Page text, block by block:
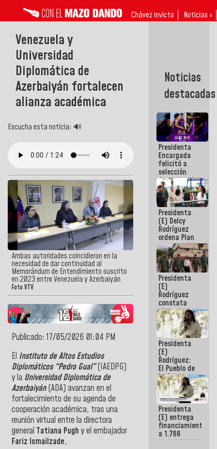
Chávez invicto Noticias ↓
Venezuela y
Universidad
Diplomática de
Azerbaiyán fortalecen
alianza académica
Escucha esta noticia: 🔊
Ambas autoridades coincidieron en la
necesidad de dar continuidad al
Memorándum de Entendimiento suscrito
en 2023 entre Venezuela y Azerbaiyán
Foto VTV
Publicado: 17/05/2026 01:04 PM
El Instituto de Altos Estudios
Diplomáticos “Pedro Gual”(IAEDPG)
y la Universidad Diplomática de
Azerbaiyán(ADA) avanzan en el
fortalecimiento de su agenda de
cooperación académica, tras una
reunión virtual entre la directora
general Tatiana Pugh y el embajador
Fariz Ismailzade.
Noticias
destacadas
Presidenta
Encargada
felicitó a
selección
femenina de
baloncesto
por su
clasificación
a la
AmeriCup
2027
Presidenta
(E) Delcy
Rodríguez
ordena Plan
maestro de
desarrollo
logístico y
turístico
para La
Guaira
Presidenta
(E)
Rodríguez
constata
obras de
rehabilitación
de Escuela
Militar de
Mamo en La
Guaira
Presidenta
(E)
Rodríguez:
El Pueblo de
La Guaira
siempre
estará
acompañada
por el
Gobierno
Nacional
Presidenta
(E) entrega
financiamientos
a 1.766
comerciantes